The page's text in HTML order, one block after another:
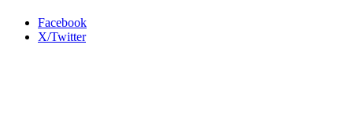
Facebook
X/Twitter